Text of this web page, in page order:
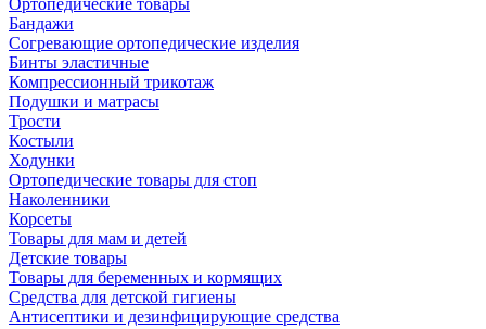
Ортопедические товары
Бандажи
Согревающие ортопедические изделия
Бинты эластичные
Компрессионный трикотаж
Подушки и матрасы
Трости
Костыли
Ходунки
Ортопедические товары для стоп
Наколенники
Корсеты
Товары для мам и детей
Детские товары
Товары для беременных и кормящих
Средства для детской гигиены
Антисептики и дезинфицирующие средства